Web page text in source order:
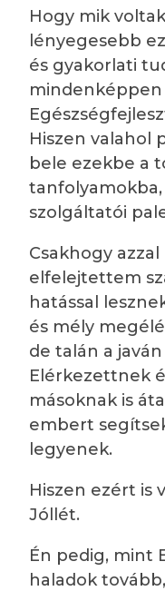
Hogy mik
lényegesebb
és gyakorlati
Hiszen valahol
bele ezekbe a
szolgáltatói
Csakhogy
elfelejtettem
hatással
és mély
de talán a
Elérkezettnek
másoknak is
embert
legyenek.
Hiszen ezért is
Jóllét.
Én pedig, mint
haladok